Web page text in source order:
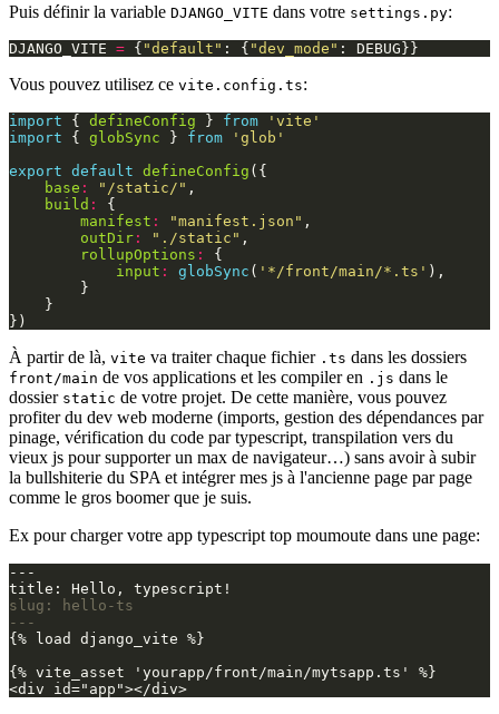
Puis définir la variable DJANGO_VITE dans votre settings.py:
DJANGO_VITE = { "default" : { "dev_mode" : DEBUG }}
Vous pouvez utilisez ce vite.config.ts:
import { defineConfig } from
'vite'
import
{ globSync } from
'glob'
export default defineConfig ({
base : "/static/" ,
build :
{
manifest : "manifest.json" ,
outDir : "./static" ,
rollupOptions :
{
input : globSync ( '*/front/main/*.ts' ),
}
}
})
À partir de là, vite va traiter chaque fichier .ts dans les dossiers
front/main de vos applications et les compiler en .js dans le
dossier static de votre projet. De cette manière, vous pouvez
profiter du dev web moderne (imports, gestion des dépendances par
pinage, vérification du code par typescript, transpilation vers du
vieux js pour supporter un max de navigateur…) sans avoir à subir
la bullshiterie du SPA et intégrer mes js à l'ancienne page par page
comme le gros boomer que je suis.
Ex pour charger votre app typescript top moumoute dans une page:
---
slug: hello-ts
---
{% load django_vite %}
{% vite_asset 'yourapp/front/main/mytsapp.ts' %}